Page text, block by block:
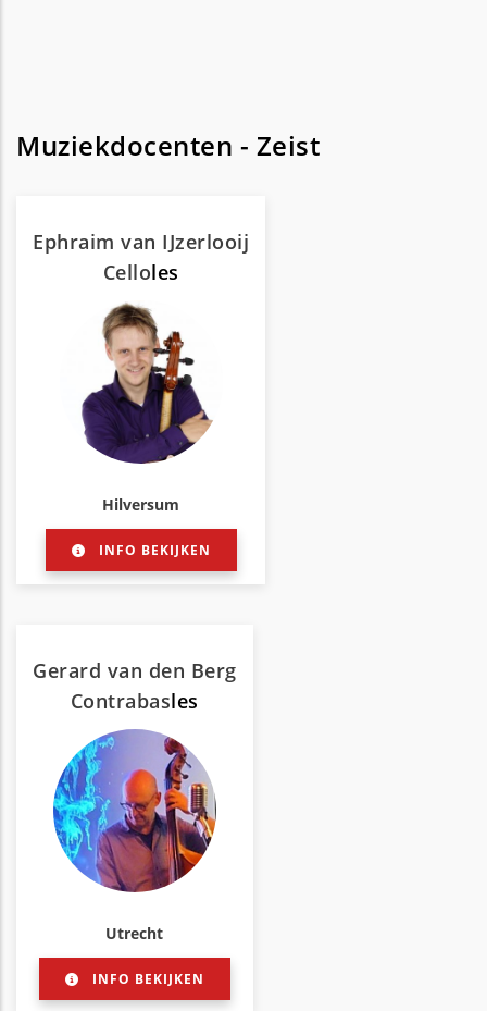
Muziekdocenten - Zeist
Ephraim van IJzerlooij
Celloles
Hilversum
INFO BEKIJKEN
Gerard van den Berg
Contrabasles
Utrecht
INFO BEKIJKEN